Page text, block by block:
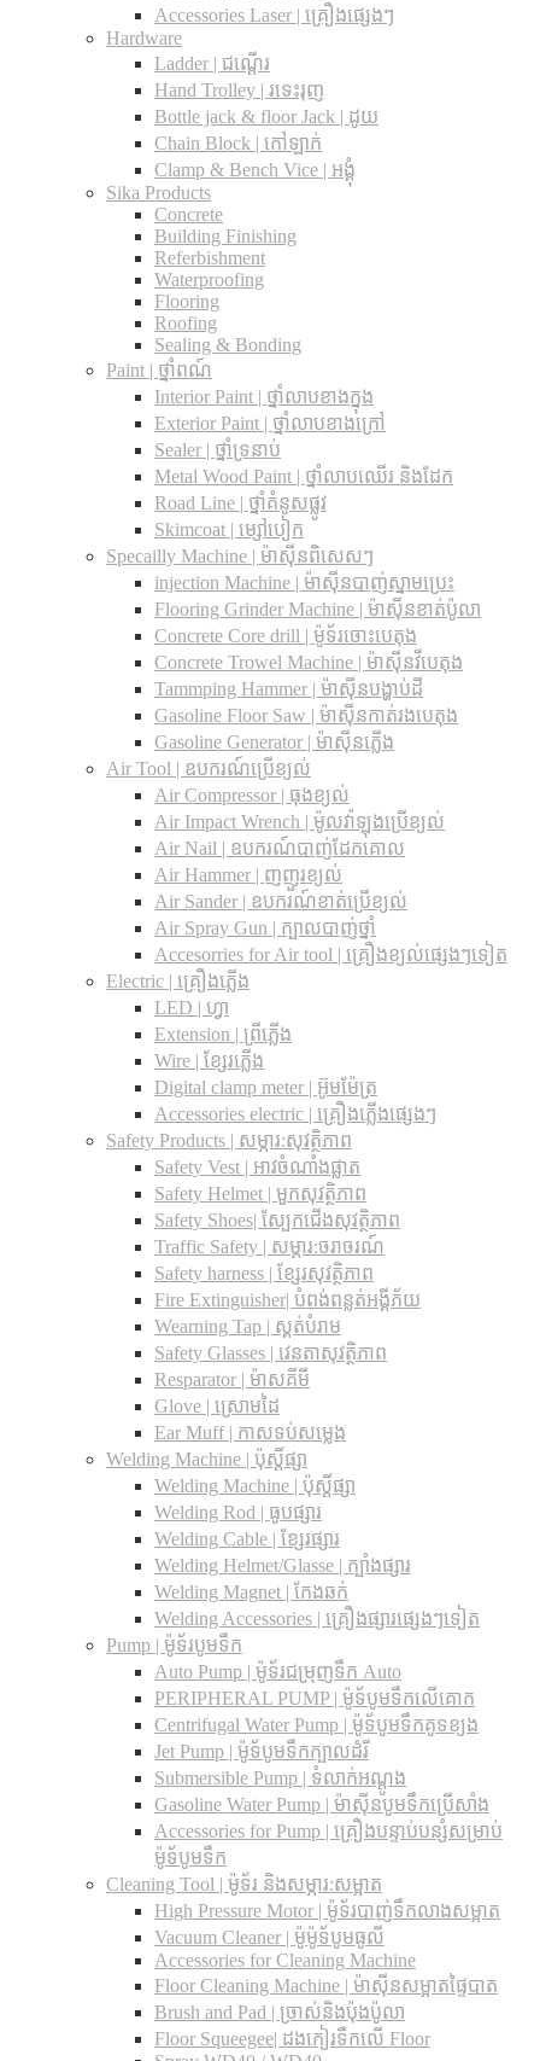
Accessories Laser | គ្រឿងផ្សេងៗ
Hardware
Ladder | ជណ្តើរ
Hand Trolley | រទេះរុញ
Bottle jack & floor Jack​ | ដូយ
Chain Block | កៅឡាក់
Clamp & Bench Vice | អង្គុំ
Sika Products
Concrete
Building Finishing
Referbishment
Waterproofing
Flooring
Roofing
Sealing & Bonding
Paint | ថ្នាំពណ៍
Interior Paint | ថ្នាំលាបខាងក្នុង
Exterior Paint | ថ្នាំលាបខាងក្រៅ
Sealer | ថ្នាំទ្រនាប់
Metal Wood Paint | ថ្នាំលាបឈើរ និងដែក
Road Line | ថ្នាំគំនូសផ្លូវ
Skimcoat | ម្សៅបៀក
Specailly Machine | ម៉ាស៊ីនពិសេសៗ
injection Machine | ម៉ាស៊ីនបាញ់ស្នាមប្រេះ
Flooring Grinder Machine | ម៉ាស៊ីនខាត់ប៉ូលា
Concrete Core drill | ម៉ូទ័រចោះបេតុង
Concrete Trowel Machine | ម៉ាស៊ីនវីបេតុង
Tammping Hammer | ម៉ាស៊ីនបង្ហាប់ដី
Gasoline Floor Saw | ម៉ាស៊ីនកាត់រងបេតុង
Gasoline Generator | ម៉ាស៊ីនភ្លើង
Air Tool | ឧបករណ៍ប្រើខ្យល់
Air Compressor | ធុងខ្យល់
Air Impact Wrench | ម៉ូលវ៉ាឡុងប្រើខ្យល់
Air Nail | ឧបករណ៍បាញ់ដែកគោល
Air Hammer | ញញួរខ្យល់
Air Sander | ឧបករណ៍ខាត់ប្រើខ្យល់
Air Spray Gun | ក្បាលបាញ់ថ្នាំ
Accesorries for Air tool | គ្រឿងខ្យល់ផ្សេងៗទៀត
Electric | គ្រឿងភ្លើង
LED | ហ្វា
Extension | ព្រីភ្លើង
Wire | ខ្សែរភ្លើង
Digital clamp meter | អ៊ូមម៉ែត្រ
Accessories electric | គ្រឿងភ្លើងផ្សេងៗ
Safety Products | សម្ភារ:សុវត្ថិភាព
Safety Vest | អាវចំណាំងផ្លាត
Safety Helmet | មួកសុវត្ថិភាព
Safety Shoes| ស្បែកជើងសុវត្ថិភាព
Traffic Safety​ | សម្ភារ:ចរាចរណ៍
Safety harness | ខ្សែរសុវត្ថិភាព
Fire Extinguisher| បំពង់ពន្លត់អង្គីភ័យ
Wearning Tap | ស្គត់បំរាម
Safety Glasses | វេនតាសុវត្ថិភាព
Resparator | ម៉ាសគីមី
Glove | ស្រោមដៃ
Ear Muff | កាសទប់សម្លេង
Welding Machine | ប៉ុស្តិ៍ផ្សា
Welding Machine | ប៉ុស្តិ៍ផ្សា
Welding Rod | ធូបផ្សារ
Welding Cable | ខ្សែរផ្សារ
Welding Helmet/Glasse | ក្បាំងផ្សារ
Welding Magnet | កែងឆក់
Welding Accessories | គ្រឿងផ្សារផ្សេងៗទៀត
Pump | ម៉ូទ័របូមទឹក
Auto Pump | ម៉ូទ័រជម្រុញទឹក Auto
PERIPHERAL PUMP | ម៉ូទ័បូមទឹកលើគោក
Centrifugal Water Pump | ម៉ូទ័បូមទឹកគូទខ្យង
Jet Pump | ម៉ូទ័បូមទឹកក្បាលដំរី
Submersible Pump | ទំលាក់អណ្តូង
Gasoline Water Pump | ម៉ាស៊ីនបូមទឹកប្រើសាំង
Accessories for Pump | គ្រឿងបន្ទាប់បន្សំសម្រាប់
ម៉ូទ័បូមទឹក
Cleaning Tool | ម៉ូទ័រ និងសម្ភារ:សម្អាត
High Pressure Motor | ម៉ូទ័របាញ់ទឹកលាងសម្អាត
Vacuum Cleaner | ម៉ូម៉ូទ័បូមធូលី
Accessories for Cleaning Machine
Floor Cleaning Machine | ម៉ាស៊ីនសម្អាតផ្ទៃបាត
Brush and Pad | ច្រាស់និងប៉ុងប៉ូលា
Floor Squeegee| ដងកៀរទឺកលើ Floor